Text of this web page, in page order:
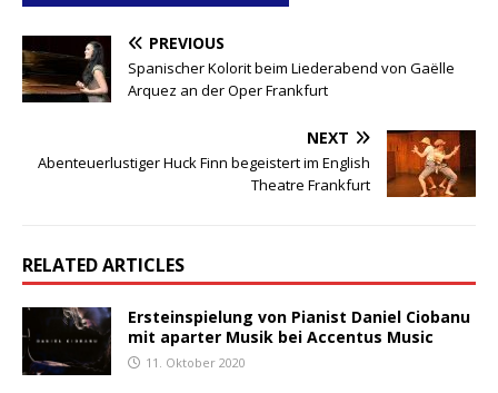
PREVIOUS
Spanischer Kolorit beim Liederabend von Gaëlle
Arquez an der Oper Frankfurt
NEXT
Abenteuerlustiger Huck Finn begeistert im English
Theatre Frankfurt
RELATED ARTICLES
Ersteinspielung von Pianist Daniel Ciobanu
mit aparter Musik bei Accentus Music
11. Oktober 2020